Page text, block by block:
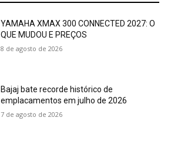
YAMAHA XMAX 300 CONNECTED 2027: O
QUE MUDOU E PREÇOS
8 de agosto de 2026
Bajaj bate recorde histórico de
emplacamentos em julho de 2026
7 de agosto de 2026